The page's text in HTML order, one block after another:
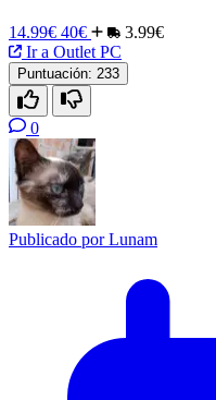
14.99€ 40€
3.99€
Ir a Outlet PC
Puntuación: 233
0
Publicado porLunam